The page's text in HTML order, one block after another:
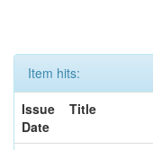
Item hits:
Issue
Date
Title